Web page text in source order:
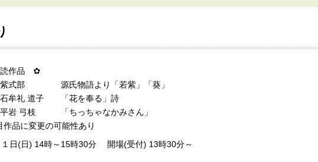
作品 ✿
式部 源氏物語より「若紫」「葵」
牟礼 道子 「花を奉る」詩
岩 弓枝 「ちっちゃなかみさん」
品に変更の可能性あり
１日(日) 14時～15時30分 開場(受付) 13時30分～